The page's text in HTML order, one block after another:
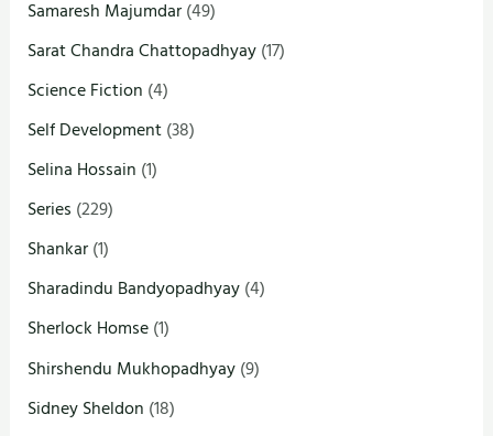
Samaresh Majumdar(49)
Sarat Chandra Chattopadhyay(17)
Science Fiction (4)
Self Development(38)
Selina Hossain (1)
Series (229)
Shankar(1)
Sharadindu Bandyopadhyay(4)
Sherlock Homse(1)
Shirshendu Mukhopadhyay(9)
Sidney Sheldon (18)